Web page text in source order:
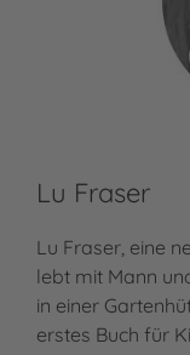
Lu Fraser
Lu Fraser, eine
lebt mit Mann
in einer
erstes Buch für